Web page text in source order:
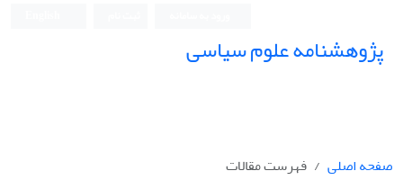
پژوهشنامه علوم سیاسی
صفحه اصلی
فهرست مقالات